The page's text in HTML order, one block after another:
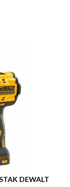
DEWALT